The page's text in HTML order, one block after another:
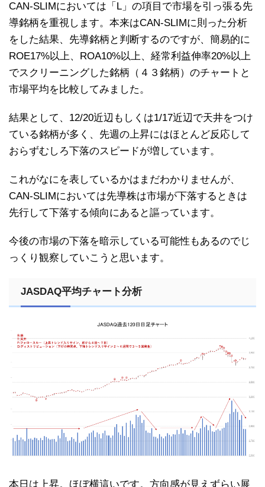
CAN-SLIMにおいては「L」の項目で市場を引っ張る先
導銘柄を重視します。本来はCAN-SLIMに則った分析
をした結果、先導銘柄と判断するのですが、簡易的に
ROE17%以上、ROA10%以上、経常利益伸率20%以上
でスクリーニングした銘柄（４３銘柄）のチャートと
市場平均を比較してみました。
結果として、12/20近辺もしくは1/17近辺で天井をつけ
ている銘柄が多く、先週の上昇にはほとんど反応して
おらずむしろ下落のスピードが増しています。
これがなにを表しているかはまだわかりませんが、
CAN-SLIMにおいては先導株は市場が下落するときは
先行して下落する傾向にあると謳っています。
今後の市場の下落を暗示している可能性もあるのでじ
っくり観察していこうと思います。
JASDAQ平均チャート分析
本日は上昇。ほぼ横這いです。方向感が見えずらい展